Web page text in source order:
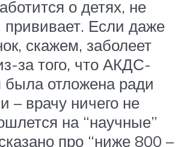
о детях, не
прививает. Если даже
скажем, заболеет
за того, что АКДС-
была отложена ради
– врачу ничего не
на “научные”
про “ниже 800 –